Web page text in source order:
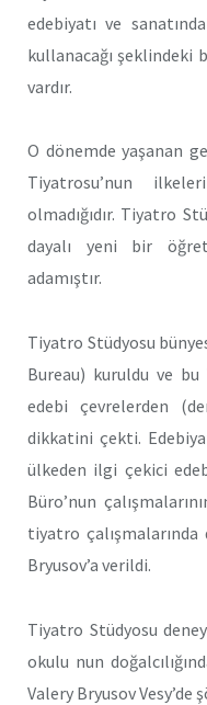
edebiyatı ve
kullanacağı şeklindeki
vardır.
O dönemde yaşanan
Tiyatrosu’nun
olmadığıdır. Tiyatro
dayalı yeni bir
adamıştır.
Tiyatro Stüdyosu
Bureau) kuruldu ve bu
edebi çevrelerden
dikkatini çekti.
ülkeden ilgi çekici
Büro’nun
tiyatro
Bryusov’a verildi.
Tiyatro Stüdyosu
okulu nun
Valery Bryusov Vesy’de